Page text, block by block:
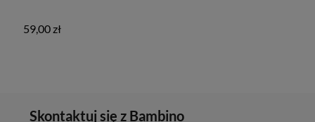
59,00 zł
Skontaktuj się z Bambino